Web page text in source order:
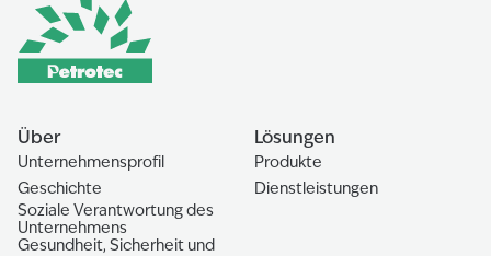
Über
Unternehmensprofil
Geschichte
Soziale Verantwortung des
Unternehmens
Gesundheit, Sicherheit und
Lösungen
Produkte
Dienstleistungen